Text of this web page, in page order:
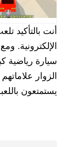
أنت بالتأكيد
الإلكترونية.
سيارة رياضية
الزوار
يستمتعون